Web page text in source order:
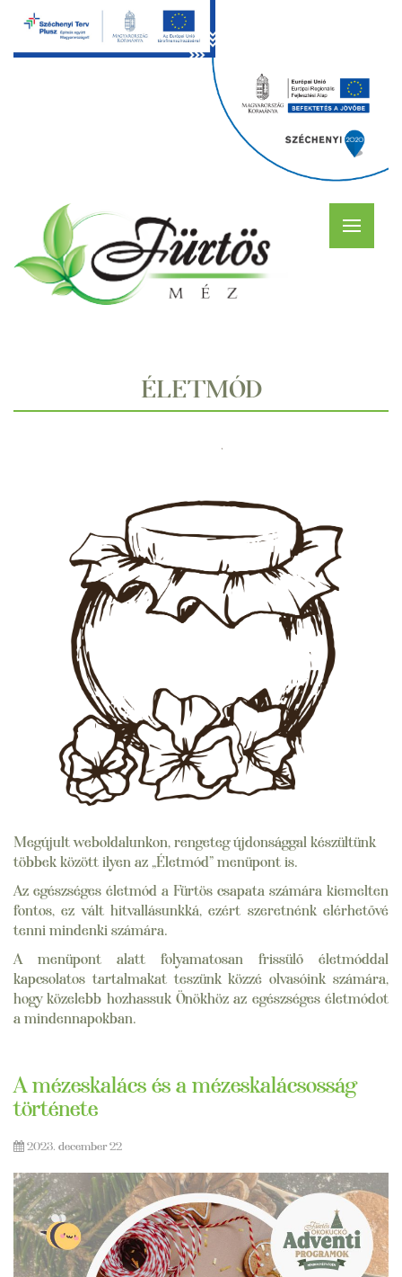
ÉLETMÓD
Megújult weboldalunkon, rengeteg újdonsággal készültünk
többek között ilyen az „Életmód” menüpont is.
Az egészséges életmód a Fürtös csapata számára kiemelten
fontos, ez vált hitvallásunkká, ezért szeretnénk elérhetővé
tenni mindenki számára.
A menüpont alatt folyamatosan frissülő életmóddal
kapcsolatos tartalmakat teszünk közzé olvasóink számára,
hogy közelebb hozhassuk Önökhöz az egészséges életmódot
a mindennapokban.
A mézeskalács és a mézeskalácsosság
története
2023. december 22